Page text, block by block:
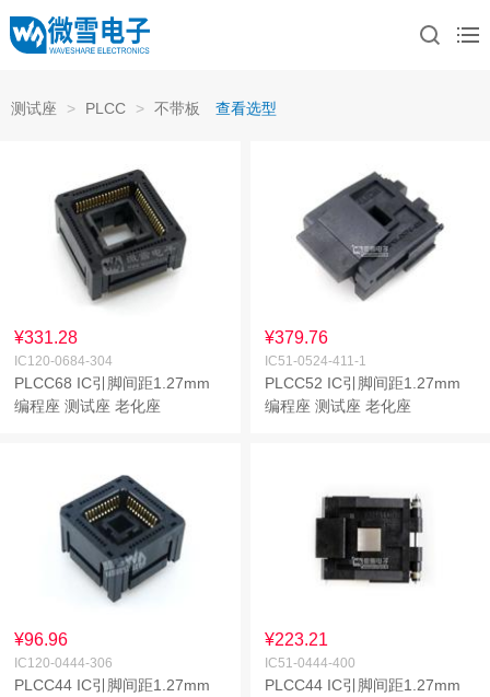
测试座 > PLCC > 不带板 查看选型
¥331.28
IC120-0684-304
PLCC68 IC引脚间距1.27mm
编程座 测试座 老化座
¥379.76
IC51-0524-411-1
PLCC52 IC引脚间距1.27mm
编程座 测试座 老化座
¥96.96
IC120-0444-306
PLCC44 IC引脚间距1.27mm
¥223.21
IC51-0444-400
PLCC44 IC引脚间距1.27mm